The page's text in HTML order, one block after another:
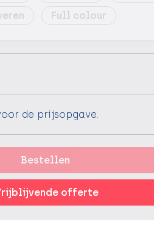
Full colour
de prijsopgave.
Bestellen
offerte